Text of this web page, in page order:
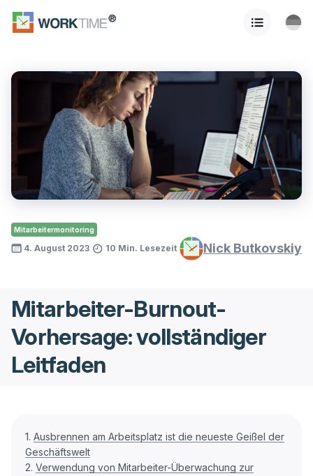
Mitarbeitermonitoring
4. August 2023 10 Min. Lesezeit Nick Butkovskiy
Mitarbeiter-Burnout-
Vorhersage: vollständiger
Leitfaden
1. Ausbrennen am Arbeitsplatz ist die neueste Geißel der
Geschäftswelt
2. Verwendung von Mitarbeiter-Überwachung zur